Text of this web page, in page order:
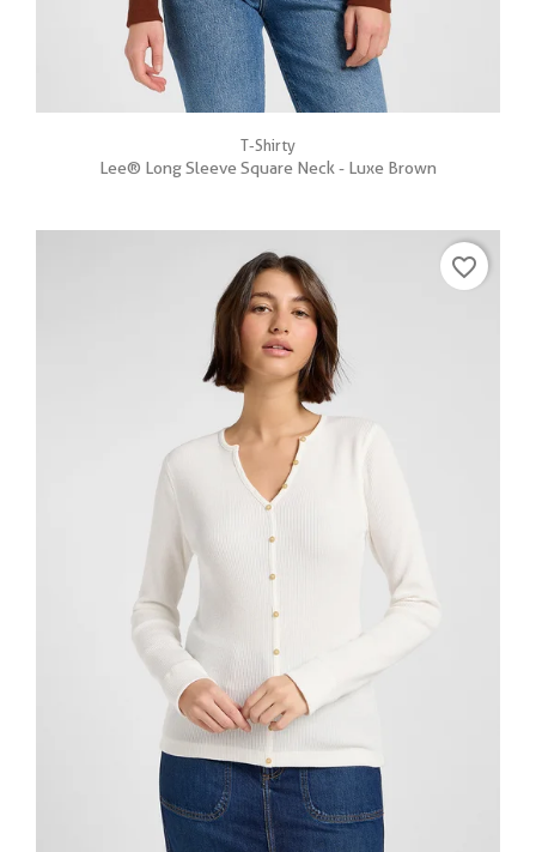
T-Shirty
Lee® Long Sleeve Square Neck - Luxe Brown
favorite_border